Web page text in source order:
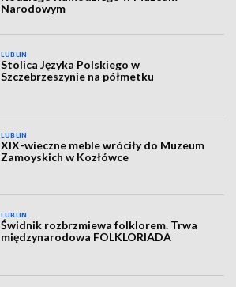
Narodowym
LUBLIN
Stolica Języka Polskiego w
Szczebrzeszynie na półmetku
LUBLIN
XIX-wieczne meble wróciły do Muzeum
Zamoyskich w Kozłówce
LUBLIN
Świdnik rozbrzmiewa folklorem. Trwa
międzynarodowa FOLKLORIADA